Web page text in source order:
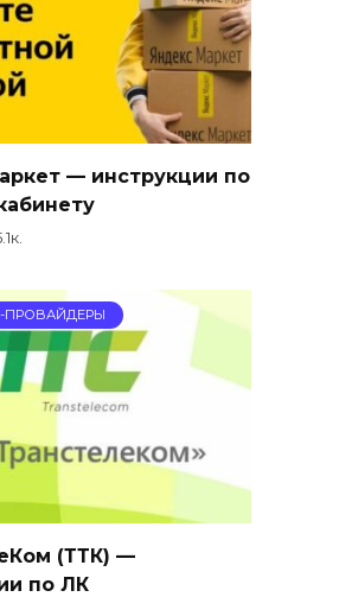
— инструкции по
ПРОВАЙДЕРЫ
(ТТК) —
по ЛК